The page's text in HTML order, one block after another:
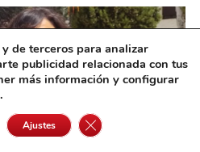
de terceros para analizar
publicidad relacionada con tus
más información y configurar
Ajustes Cerrar el banner de